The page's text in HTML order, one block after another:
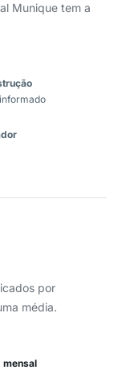
Munique tem a
por
média.
mensal